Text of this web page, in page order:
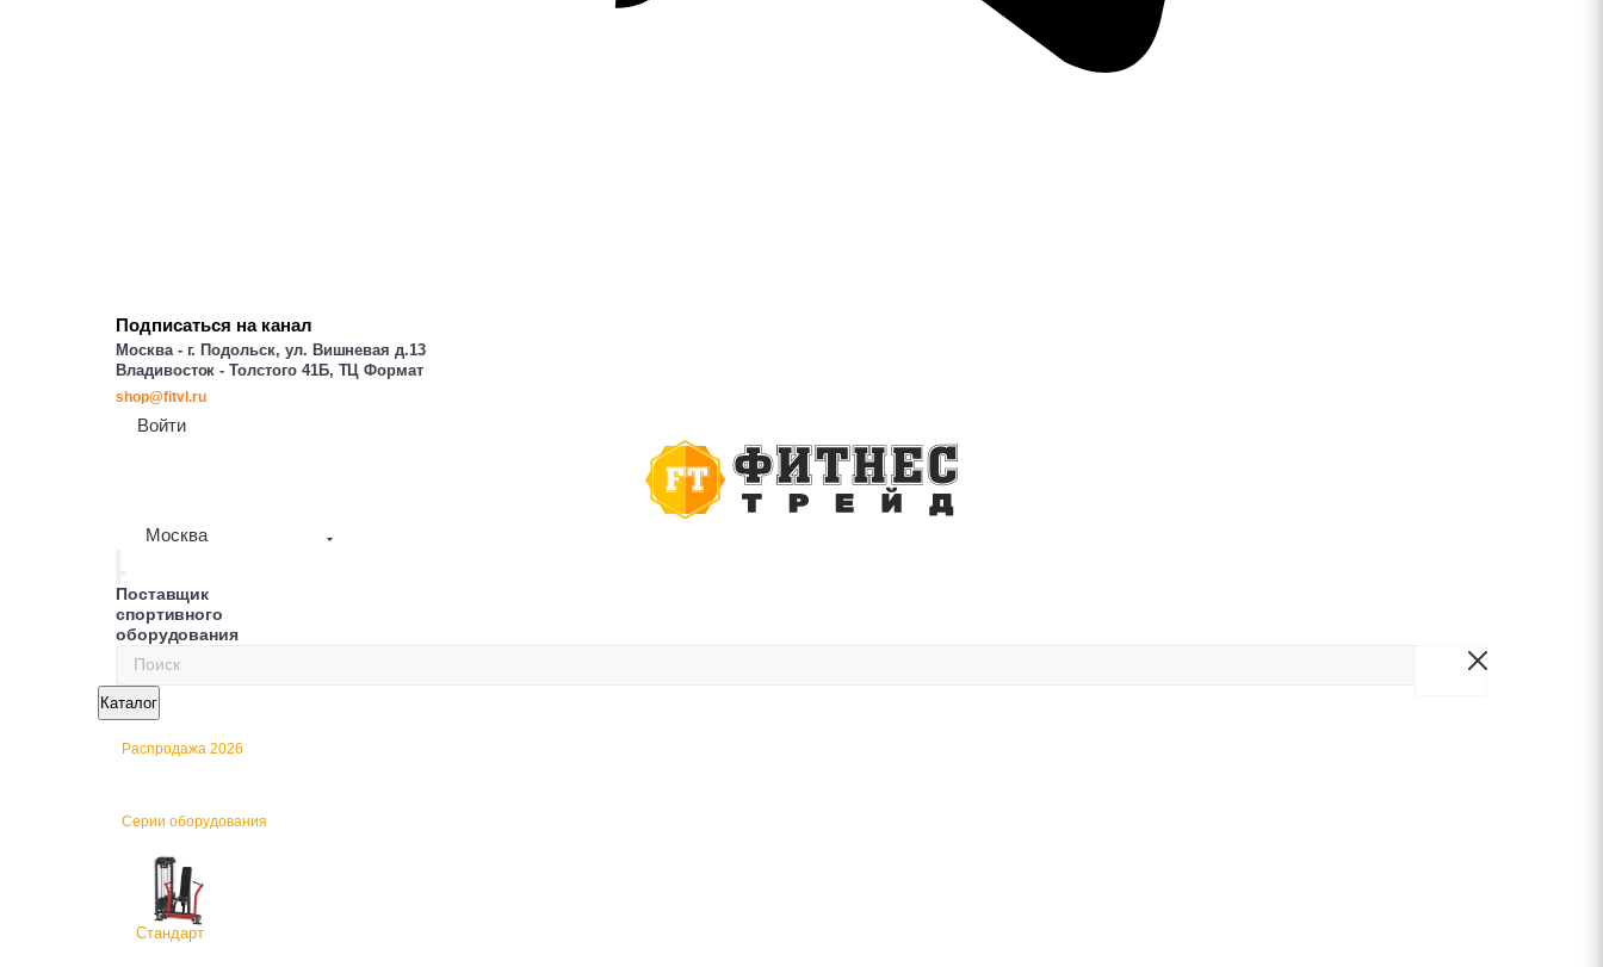
Подписаться на канал
Москва - г. Подольск, ул. Вишневая д.13
Владивосток - Толстого 41Б, ТЦ Формат
shop@fitvl.ru
Войти
Москва
Поставщик
спортивного
оборудования
Каталог
Распродажа 2026
Серии оборудования
Стандарт